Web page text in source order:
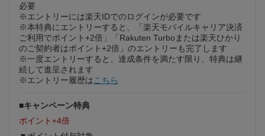
必要
※エントリーには楽天IDでのログインが必要です
※本特典にエントリーすると、「楽天モバイルキャリア決済
ご利用でポイント+2倍」「Rakuten Turboまたは楽天ひかり
のご契約者はポイント+2倍」のエントリーも完了します
※一度エントリーすると、達成条件を満たす限り、特典は継
続して進呈されます
※エントリー履歴は こちら
■キャンペーン特典
ポイント+4倍